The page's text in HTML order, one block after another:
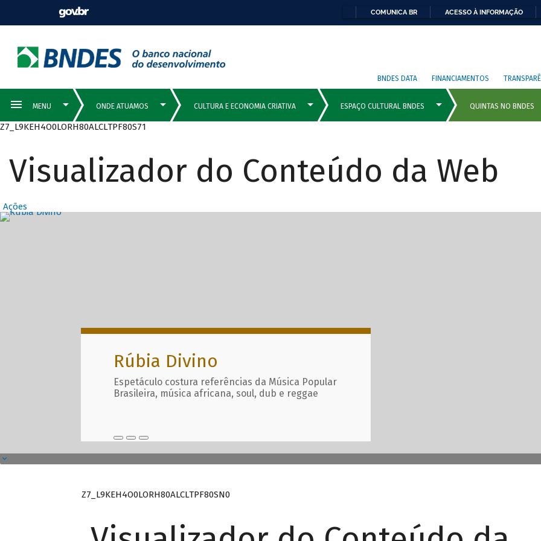
COMUNICA BR ACESSO À INFORMAÇÃO
BNDES DATA FINANCIAMENTOS
Z7_L9KEH4O0LORH80ALCLTPF80S71
Visualizador do Conteúdo da Web
Ações
Destaques Principais com
Rúbia Divino
Espetáculo costura referências da Música Popular
Brasileira, música africana, soul, dub e reggae
Z7_L9KEH4O0LORH80ALCLTPF80SN0